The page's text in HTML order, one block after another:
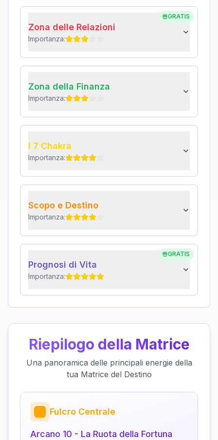
GRATIS
Zona delle Relazioni
Importanza:
Zona della Finanza
Importanza:
I 7 Chakra
Importanza:
Scopo e Destino
Importanza:
GRATIS
Prognosi di Vita
Importanza:
Riepilogo della Matrice
Una panoramica delle principali energie della
tua Matrice del Destino
Fulcro Centrale
Arcano 10 - La Ruota della Fortuna